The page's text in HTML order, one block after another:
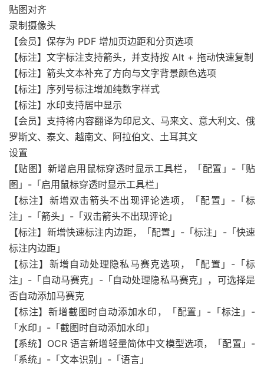
贴图对齐
录制摄像头
【会员】保存为 PDF 增加页边距和分页选项
【标注】文字标注支持箭头，并支持按 Alt + 拖动快速复制
【标注】箭头文本补充了方向与文字背景颜色选项
【标注】序列号标注增加纯数字样式
【标注】水印支持居中显示
【会员】支持将内容翻译为印尼文、马来文、意大利文、俄
罗斯文、泰文、越南文、阿拉伯文、土耳其文
设置
【贴图】新增启用鼠标穿透时显示工具栏，「配置」-「贴
图」-「启用鼠标穿透时显示工具栏」
【标注】新增双击箭头不出现评论选项，「配置」-「标
注」-「箭头」-「双击箭头不出现评论」
【标注】新增快速标注内边距，「配置」-「标注」-「快速
标注内边距」
【标注】新增自动处理隐私马赛克选项，「配置」-「标
注」-「自动马赛克」-「自动处理隐私马赛克」，可选择是
否自动添加马赛克
【标注】新增截图时自动添加水印，「配置」-「标注」-
「水印」-「截图时自动添加水印」
【系统】OCR 语言新增轻量简体中文模型选项，「配置」-
「系统」-「文本识别」-「语言」